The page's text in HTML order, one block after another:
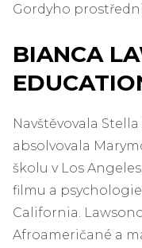
Gordyho
BIANCA
Navštěvovala
absolvovala
školu v Los
filmu a
California.
Afroameričané a